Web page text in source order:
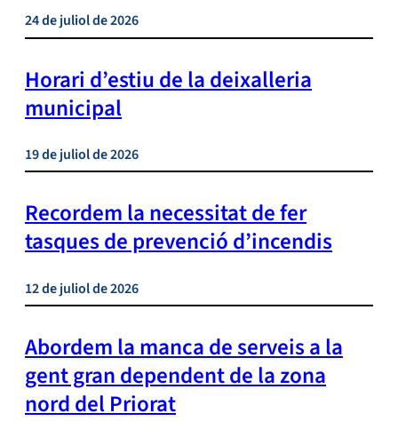
24 de juliol de 2026
Horari d’estiu de la deixalleria
municipal
19 de juliol de 2026
Recordem la necessitat de fer
tasques de prevenció d’incendis
12 de juliol de 2026
Abordem la manca de serveis a la
gent gran dependent de la zona
nord del Priorat